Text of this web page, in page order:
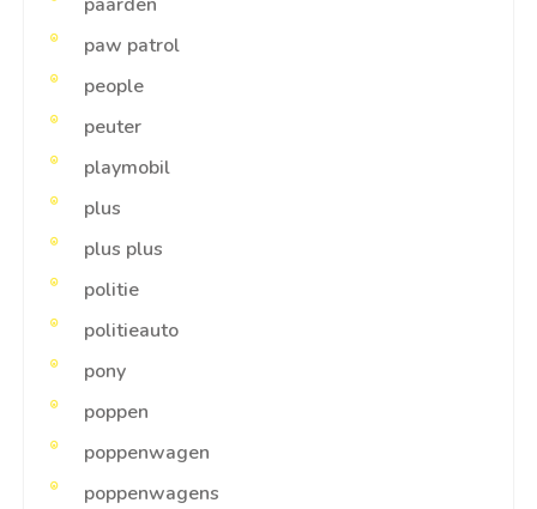
paw patrol
people
peuter
playmobil
plus
plus plus
politie
politieauto
pony
poppen
poppenwagen
poppenwagens